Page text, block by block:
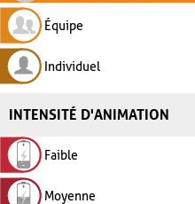
Équipe
Individuel
INTENSITÉ D'ANIMATION
Faible
Moyenne